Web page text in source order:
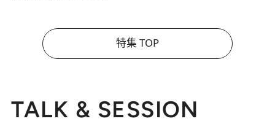
特集 TOP
TALK & SESSION